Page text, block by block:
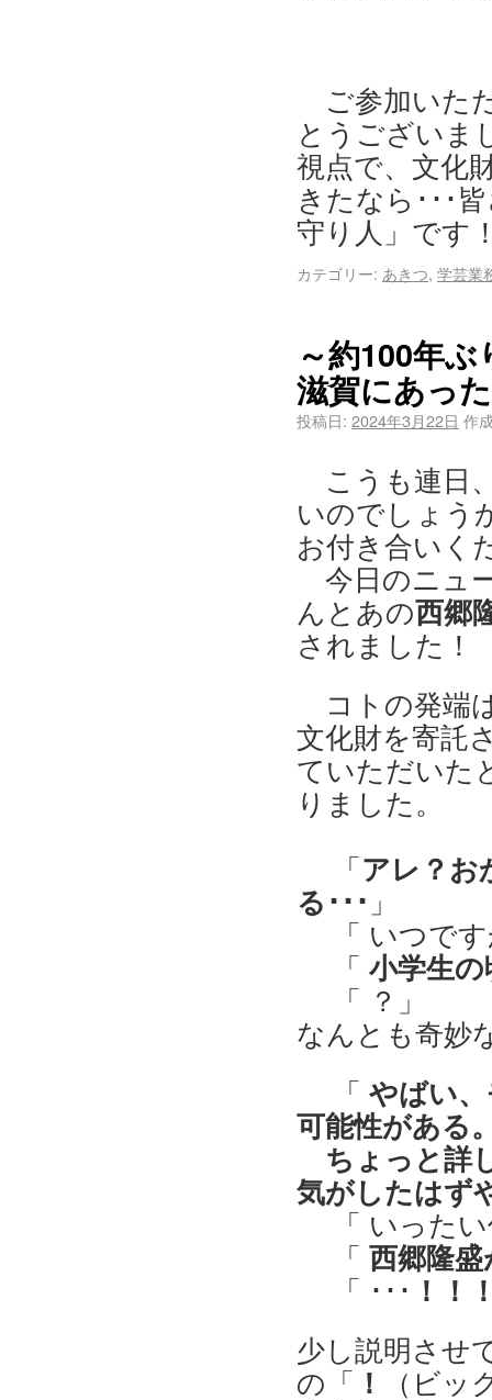
ご参加いた
とうございま
視点で、文化
きたなら･･･
守り人」です
カテゴリー: あきつ, 学芸業
～約100年
滋賀にあっ
投稿日: 2024年3月22日 作
こうも連日
いのでしょう
お付き合いく
今日のニュ
んとあの西郷
されました！
コトの発端
文化財を寄託
ていただいた
りました。
「 アレ？お
る･･･ 」
「 いつです
「 小学生の
「 ？」
なんとも奇妙
「 やばい
可能性がある
ちょっと詳
気がしたはず
「 いったい
「 西郷隆
「 ･･･ ！！
少し説明させ
の「
！
（ビ